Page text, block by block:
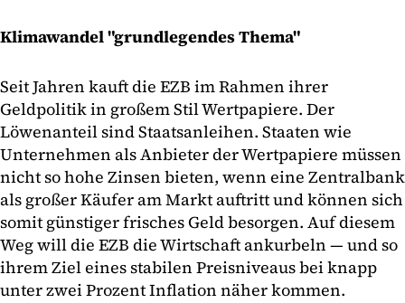
Klimawandel "grundlegendes Thema"
Seit Jahren kauft die EZB im Rahmen ihrer
Geldpolitik in großem Stil Wertpapiere. Der
Löwenanteil sind Staatsanleihen. Staaten wie
Unternehmen als Anbieter der Wertpapiere müssen
nicht so hohe Zinsen bieten, wenn eine Zentralbank
als großer Käufer am Markt auftritt und können sich
somit günstiger frisches Geld besorgen. Auf diesem
Weg will die EZB die Wirtschaft ankurbeln — und so
ihrem Ziel eines stabilen Preisniveaus bei knapp
unter zwei Prozent Inflation näher kommen.